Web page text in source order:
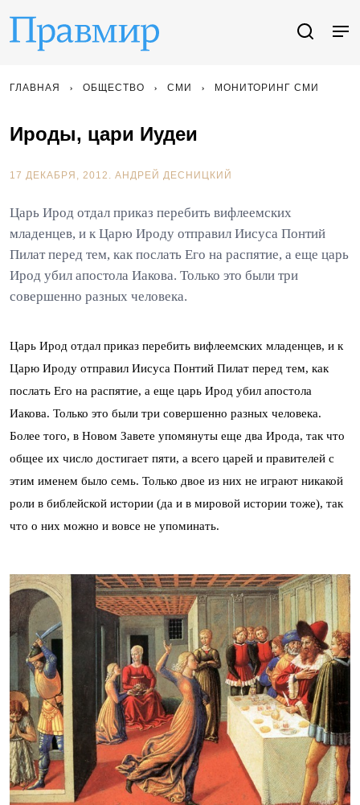
ГЛАВНАЯ ОБЩЕСТВО СМИ МОНИТОРИНГ СМИ
Ироды, цари Иудеи
17 ДЕКАБРЯ, 2012. АНДРЕЙ ДЕСНИЦКИЙ
Царь Ирод отдал приказ перебить вифлеемских
младенцев, и к Царю Ироду отправил Иисуса Понтий
Пилат перед тем, как послать Его на распятие, а еще царь
Ирод убил апостола Иакова. Только это были три
совершенно разных человека.
Царь Ирод отдал приказ перебить вифлеемских младенцев, и к
Царю Ироду отправил Иисуса Понтий Пилат перед тем, как
послать Его на распятие, а еще царь Ирод убил апостола
Иакова. Только это были три совершенно разных человека.
Более того, в Новом Завете упомянуты еще два Ирода, так что
общее их число достигает пяти, а всего царей и правителей с
этим именем было семь. Только двое из них не играют никакой
роли в библейской истории (да и в мировой истории тоже), так
что о них можно и вовсе не упоминать.